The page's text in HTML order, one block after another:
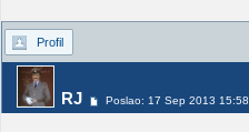
Profil
RJ Poslao: 17 Sep 2013 15:58